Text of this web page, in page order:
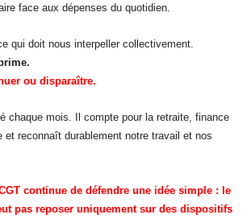
face aux dépenses du quotidien.
qui doit nous interpeller collectivement.
ou disparaître.
chaque mois. Il compte pour la retraite, finance
et reconnaît durablement notre travail et nos
continue de défendre une idée simple : le
pas reposer uniquement sur des dispositifs